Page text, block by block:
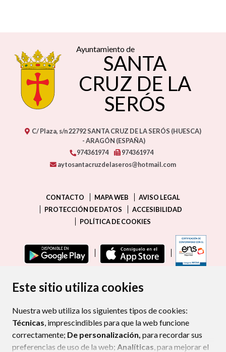
Este sitio utiliza cookies
Nuestra web utiliza los siguientes tipos de cookies:
Técnicas, imprescindibles para que la web funcione
correctamente; De personalización, para recordar sus
preferencias de uso de la web; Analíticas, para mejorar el
Ayuntamiento de
SANTA
CRUZ DE LA
SERÓS
C/ Plaza, s/n22792SANTA CRUZ DE LA SERÓS (HUESCA)
- ARAGÓN (ESPAÑA)
974361974
974361974
aytosantacruzdelaseros@hotmail.com
CONTACTO MAPA WEB
AVISO LEGAL
PROTECCIÓN DE DATOS
ACCESIBILIDAD
POLÍTICA DE COOKIES